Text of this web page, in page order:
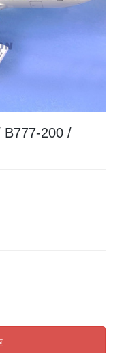
B777-200 /